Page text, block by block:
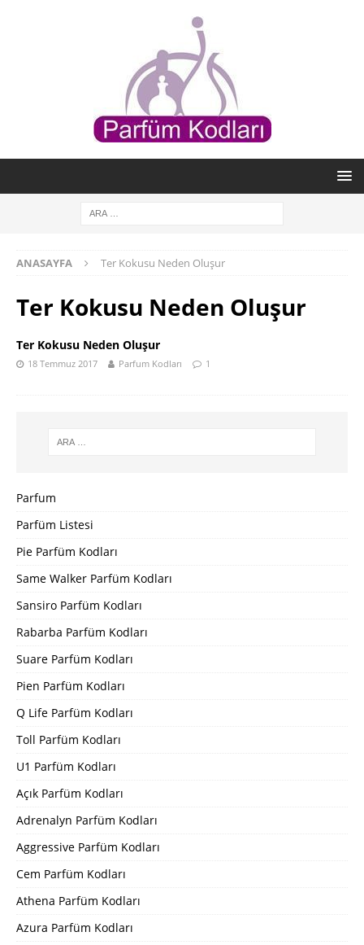
ANASAYFA Ter Kokusu Neden Oluşur
Ter Kokusu Neden Oluşur
Ter Kokusu Neden Oluşur
18 Temmuz 2017 Parfum Kodları 1
Parfum
Parfüm Listesi
Pie Parfüm Kodları
Same Walker Parfüm Kodları
Sansiro Parfüm Kodları
Rabarba Parfüm Kodları
Suare Parfüm Kodları
Pien Parfüm Kodları
Q Life Parfüm Kodları
Toll Parfüm Kodları
U1 Parfüm Kodları
Açık Parfüm Kodları
Adrenalyn Parfüm Kodları
Aggressive Parfüm Kodları
Cem Parfüm Kodları
Athena Parfüm Kodları
Azura Parfüm Kodları